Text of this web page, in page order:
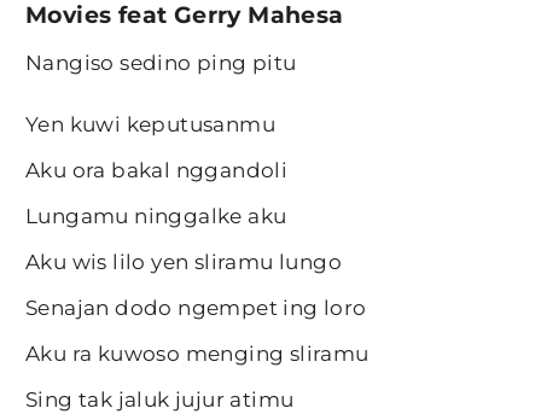
Movies feat Gerry Mahesa
Nangiso sedino ping pitu
Yen kuwi keputusanmu
Aku ora bakal nggandoli
Lungamu ninggalke aku
Aku wis lilo yen sliramu lungo
Senajan dodo ngempet ing loro
Aku ra kuwoso menging sliramu
Sing tak jaluk jujur atimu